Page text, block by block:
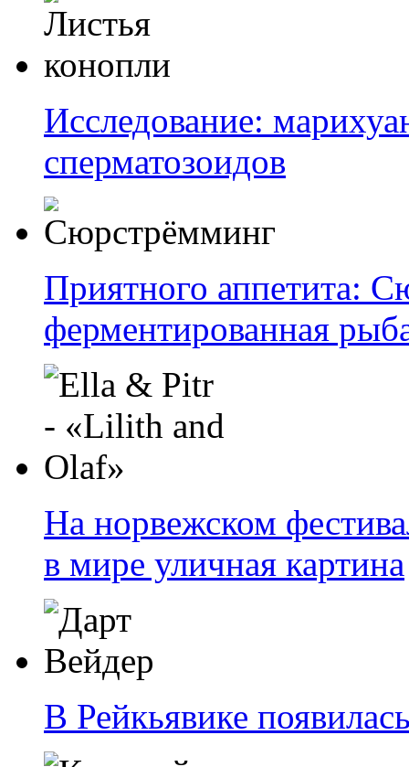
Исследование:
сперматозоидов
Приятного аппетита:
ферментированная
На норвежском
в мире уличная картина
В Рейкьявике